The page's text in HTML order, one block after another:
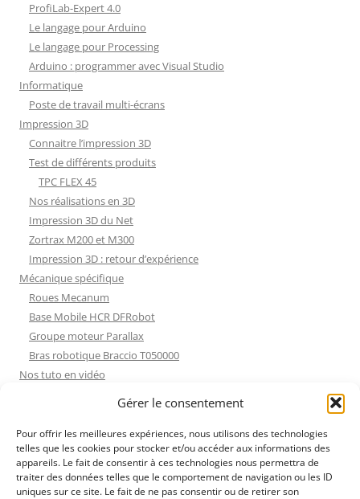
Gérer le consentement
Pour offrir les meilleures expériences, nous utilisons des technologies
telles que les cookies pour stocker et/ou accéder aux informations des
appareils. Le fait de consentir à ces technologies nous permettra de
traiter des données telles que le comportement de navigation ou les ID
uniques sur ce site. Le fait de ne pas consentir ou de retirer son
ProfiLab-Expert 4.0
Le langage pour Arduino
Le langage pour Processing
Arduino : programmer avec Visual Studio
Informatique
Poste de travail multi-écrans
Impression 3D
Connaitre l’impression 3D
Test de différents produits
TPC FLEX 45
Nos réalisations en 3D
Impression 3D du Net
Zortrax M200 et M300
Impression 3D : retour d’expérience
Mécanique spécifique
Roues Mecanum
Base Mobile HCR DFRobot
Groupe moteur Parallax
Bras robotique Braccio T050000
Nos tuto en vidéo
Les Moteurs Pas à Pas
Projets Processing
Amélioration de l’habitat
Tir sportif